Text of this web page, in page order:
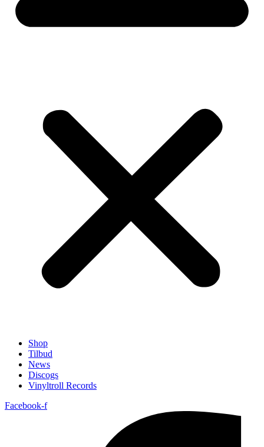
Shop
Tilbud
News
Discogs
Vinyltroll Records
Facebook-f